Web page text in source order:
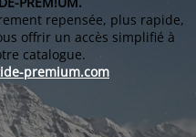
repensée, plus rapide,
offrir un accès simplifié à
catalogue.
premium.com